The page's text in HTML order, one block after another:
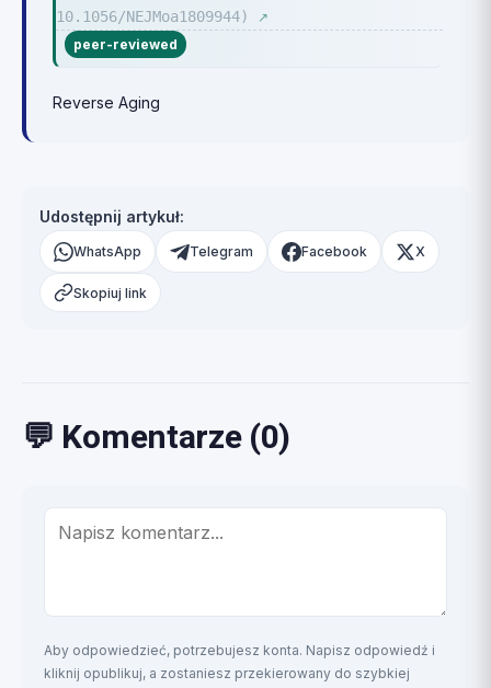
10.1056/NEJMoa1809944)
↗
peer-reviewed
Reverse Aging
Udostępnij artykuł:
WhatsApp Telegram Facebook X
Skopiuj link
💬 Komentarze (0)
Aby odpowiedzieć, potrzebujesz konta. Napisz odpowiedź i
kliknij opublikuj, a zostaniesz przekierowany do szybkiej